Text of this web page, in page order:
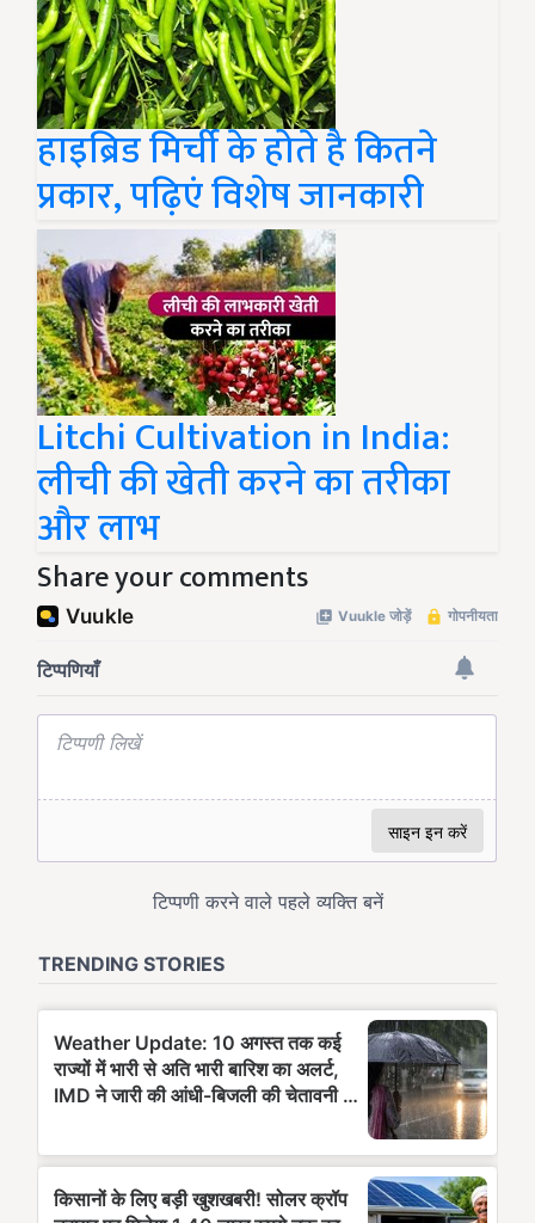
हाइब्रिड मिर्ची के होते है कितने
प्रकार, पढ़िएं विशेष जानकारी
Litchi Cultivation in India:
लीची की खेती करने का तरीका
और लाभ
Share your comments